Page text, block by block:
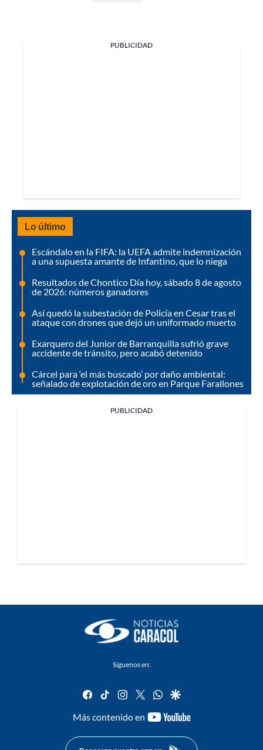
PUBLICIDAD
Lo último
Escándalo en la FIFA: la UEFA admite indemnización
a una supuesta amante de Infantino, que lo niega
Resultados de Chontico Día hoy, sábado 8 de agosto
de 2026: números ganadores
Así quedó la subestación de Policía en Cesar tras el
ataque con drones que dejó un uniformado muerto
Exarquero del Junior de Barranquilla sufrió grave
accidente de tránsito, pero acabó detenido
Cárcel para ‘el más buscado’ por daño ambiental:
señalado de explotación de oro en Parque Farallones
PUBLICIDAD
Síguenos en:
facebook
tiktok instagram
twitterwhatsapp
google
Más contenido en
youtube-